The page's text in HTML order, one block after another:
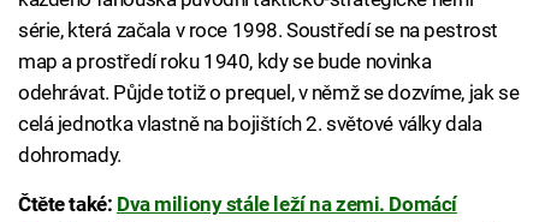
série, která začala v roce 1998. Soustředí se na pestrost
map a prostředí roku 1940, kdy se bude novinka
odehrávat. Půjde totiž o prequel, v němž se dozvíme, jak se
celá jednotka vlastně na bojištích 2. světové války dala
dohromady.
Čtěte také: Dva miliony stále leží na zemi. Domácí